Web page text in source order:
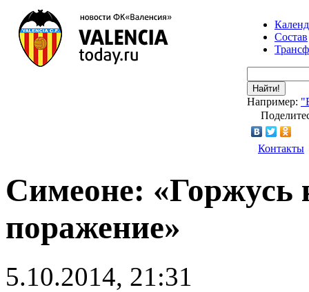
Состав
Найти!
Например:
Контакты
Симеоне: «Горжусь
поражение»
5.10.2014, 21:31